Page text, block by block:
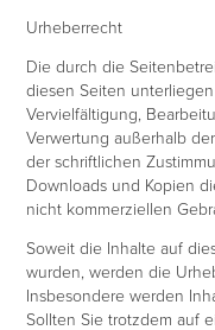
Urheberrecht
Die durch die
diesen Seiten
Vervielfältigung,
Verwertung außerhalb
der schriftlichen
Downloads und Kopien
nicht kommerziellen
Soweit die Inhalte auf
wurden, werden die
Insbesondere werden
Sollten Sie trotzdem auf